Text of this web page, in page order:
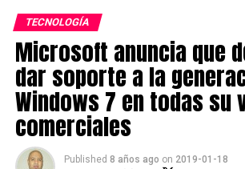
TECNOLOGÍA
Microsoft anuncia que
dar soporte a la
Windows 7 en todas su
comerciales
Published 8 años ago on 2019-01-18